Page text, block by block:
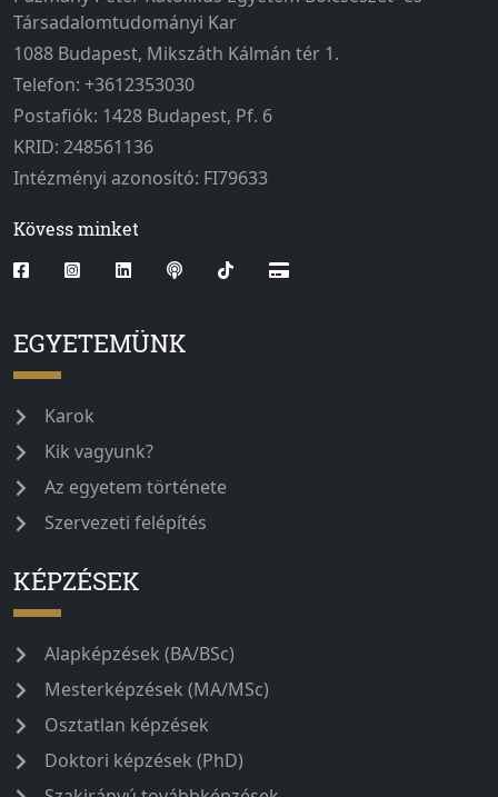
Társadalomtudományi Kar
1088 Budapest, Mikszáth Kálmán tér 1.
Telefon: +3612353030
Postafiók: 1428 Budapest, Pf. 6
KRID: 248561136
Intézményi azonosító: FI79633
Kövess minket
EGYETEMÜNK
Karok
Kik vagyunk?
Az egyetem története
Szervezeti felépítés
KÉPZÉSEK
Alapképzések (BA/BSc)
Mesterképzések (MA/MSc)
Osztatlan képzések
Doktori képzések (PhD)